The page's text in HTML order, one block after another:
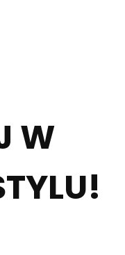
W